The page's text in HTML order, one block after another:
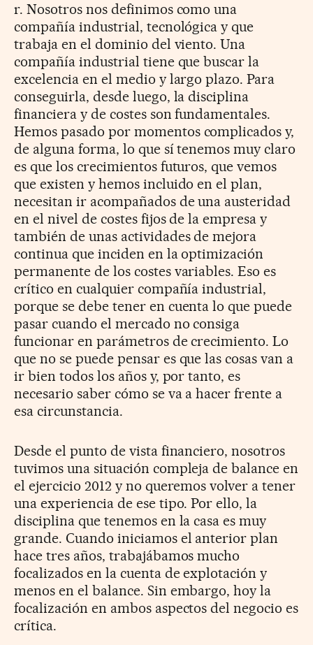
r. Nosotros nos definimos como una
compañía industrial, tecnológica y que
trabaja en el dominio del viento. Una
compañía industrial tiene que buscar la
excelencia en el medio y largo plazo. Para
conseguirla, desde luego, la disciplina
financiera y de costes son fundamentales.
Hemos pasado por momentos complicados y,
de alguna forma, lo que sí tenemos muy claro
es que los crecimientos futuros, que vemos
que existen y hemos incluido en el plan,
necesitan ir acompañados de una austeridad
en el nivel de costes fijos de la empresa y
también de unas actividades de mejora
continua que inciden en la optimización
permanente de los costes variables. Eso es
crítico en cualquier compañía industrial,
porque se debe tener en cuenta lo que puede
pasar cuando el mercado no consiga
funcionar en parámetros de crecimiento. Lo
que no se puede pensar es que las cosas van a
ir bien todos los años y, por tanto, es
necesario saber cómo se va a hacer frente a
esa circunstancia.
Desde el punto de vista financiero, nosotros
tuvimos una situación compleja de balance en
el ejercicio 2012 y no queremos volver a tener
una experiencia de ese tipo. Por ello, la
disciplina que tenemos en la casa es muy
grande. Cuando iniciamos el anterior plan
hace tres años, trabajábamos mucho
focalizados en la cuenta de explotación y
menos en el balance. Sin embargo, hoy la
focalización en ambos aspectos del negocio es
crítica.